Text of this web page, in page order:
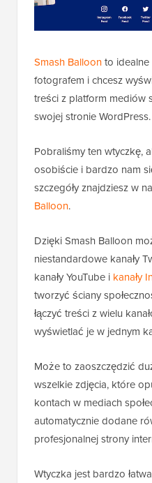
Smash Balloonto idealne
fotografem i chcesz
treści z platform mediów
swojej stronie WordPress.
Pobraliśmy ten wtyczkę,
osobiście i bardzo nam
szczegóły znajdziesz w
Balloon.
Dzięki Smash Balloon
niestandardowe kanały
kanały YouTube i kanały
tworzyć ściany
łączyć treści z wielu
wyświetlać je w jednym
Może to zaoszczędzić
wszelkie zdjęcia, które
kontach w mediach
automatycznie dodane
profesjonalnej strony
Wtyczka jest bardzo